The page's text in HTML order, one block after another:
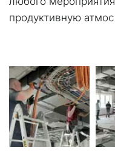
продуктивную